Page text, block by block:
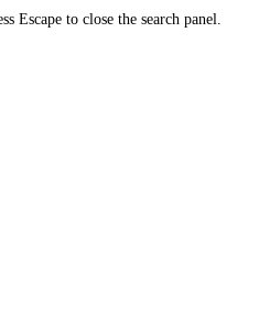
Escape to close the search panel.